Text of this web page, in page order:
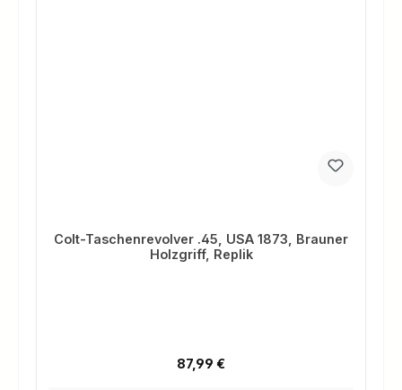
Colt-Taschenrevolver .45, USA 1873, Brauner
Holzgriff, Replik
Regulärer Preis:
87,99 €